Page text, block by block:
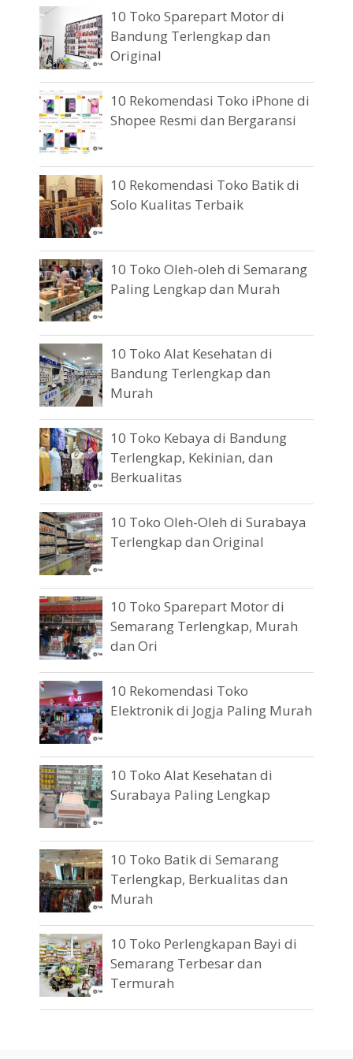
10 Toko Sparepart Motor di
Bandung Terlengkap dan
Original
10 Rekomendasi Toko iPhone di
Shopee Resmi dan Bergaransi
10 Rekomendasi Toko Batik di
Solo Kualitas Terbaik
10 Toko Oleh-oleh di Semarang
Paling Lengkap dan Murah
10 Toko Alat Kesehatan di
Bandung Terlengkap dan
Murah
10 Toko Kebaya di Bandung
Terlengkap, Kekinian, dan
Berkualitas
10 Toko Oleh-Oleh di Surabaya
Terlengkap dan Original
10 Toko Sparepart Motor di
Semarang Terlengkap, Murah
dan Ori
10 Rekomendasi Toko
Elektronik di Jogja Paling Murah
10 Toko Alat Kesehatan di
Surabaya Paling Lengkap
10 Toko Batik di Semarang
Terlengkap, Berkualitas dan
Murah
10 Toko Perlengkapan Bayi di
Semarang Terbesar dan
Termurah